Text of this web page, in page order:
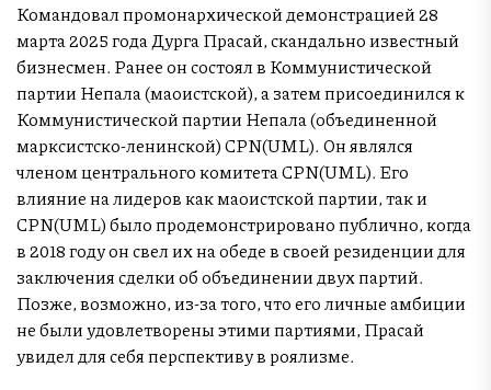
Командовал промонархической демонстрацией 28
марта 2025 года Дурга Прасай, скандально известный
бизнесмен. Ранее он состоял в Коммунистической
партии Непала (маоистской), а затем присоединился к
Коммунистической партии Непала (объединенной
марксистско-ленинской) CPN(UML). Он являлся
членом центрального комитета CPN(UML). Его
влияние на лидеров как маоистской партии, так и
CPN(UML) было продемонстрировано публично, когда
в 2018 году он свел их на обеде в своей резиденции для
заключения сделки об объединении двух партий.
Позже, возможно, из-за того, что его личные амбиции
не были удовлетворены этими партиями, Прасай
увидел для себя перспективу в роялизме.